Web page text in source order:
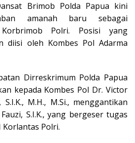
Brimob Polda Papua kini
amanah baru sebagai
Polri. Posisi yang
diisi oleh Kombes Pol Adarma
Dirreskrimum Polda Papua
kepada Kombes Pol Dr. Victor
M.H., M.Si., menggantikan
S.I.K., yang bergeser tugas
Korlantas Polri.